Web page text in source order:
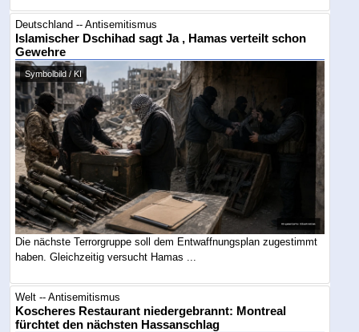
Deutschland -- Antisemitismus
Islamischer Dschihad sagt Ja , Hamas verteilt schon
Gewehre
Symbolbild / KI
Die nächste Terrorgruppe soll dem Entwaffnungsplan zugestimmt
haben. Gleichzeitig versucht Hamas ...
Welt -- Antisemitismus
Koscheres Restaurant niedergebrannt: Montreal
fürchtet den nächsten Hassanschlag